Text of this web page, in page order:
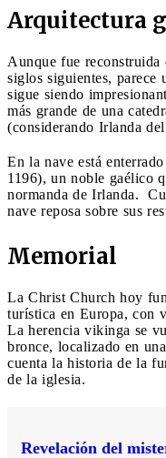
Arquitectura
Aunque fue
siglos siguientes, parece
sigue siendo
más grande de una
(considerando Irlanda
En la nave está
1196), un noble gaélico
normanda de Irlanda.
nave reposa sobre sus
Memorial
La Christ Church hoy
turística en Europa, con
La herencia vikinga se
bronce, localizado en
cuenta la historia de la
de la iglesia.
Revelación del